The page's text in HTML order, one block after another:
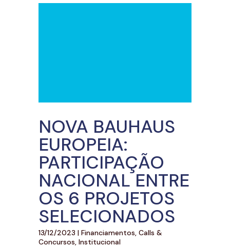
NOVA BAUHAUS
EUROPEIA:
PARTICIPAÇÃO
NACIONAL ENTRE
OS 6 PROJETOS
SELECIONADOS
13/12/2023 | Financiamentos, Calls &
Concursos, Institucional